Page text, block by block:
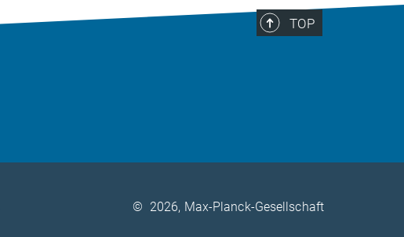
TOP
© 2026, Max-Planck-Gesellschaft